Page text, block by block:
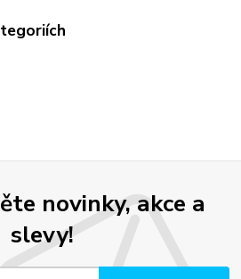
novinky, akce a
slevy!